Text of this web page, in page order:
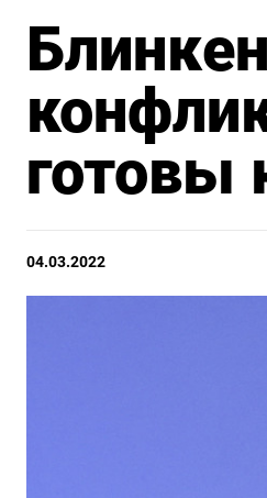
готовы
04.03.2022